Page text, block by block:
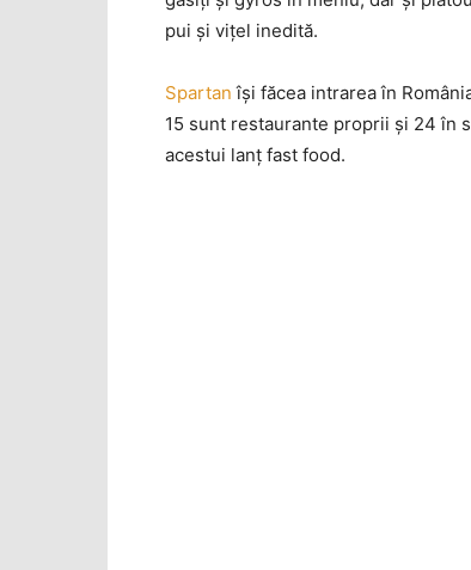
pui şi viţel inedită.
Spartan îşi făcea intrarea în
15 sunt restaurante proprii şi 24 în
acestui lanţ fast food.